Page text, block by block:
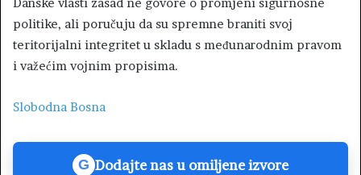
politike, ali poručuju da su spremne braniti svoj
teritorijalni integritet u skladu s međunarodnim pravom
i važećim vojnim propisima.
Slobodna Bosna
G Dodajte nas u omiljene izvore